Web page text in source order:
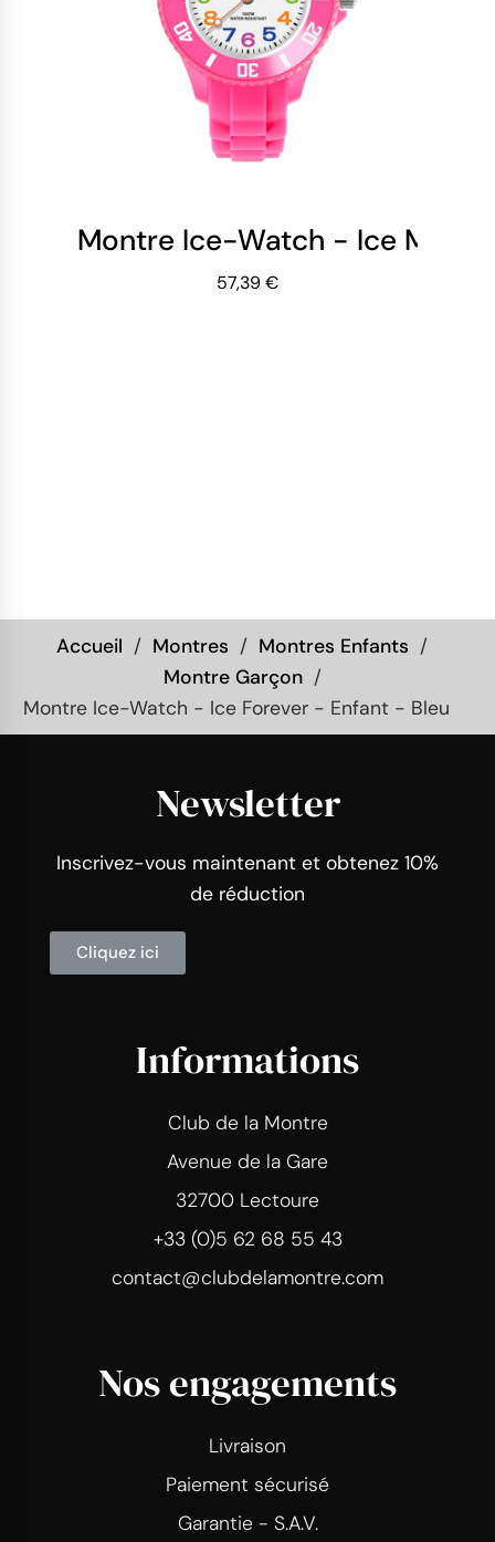
Montre Ice-Watch - Ice Mini -
57,39 €
Accueil Montres
Montres Enfants
Montre Garçon
Montre Ice-Watch - Ice Forever - Enfant - Bleu
Newsletter
Inscrivez-vous maintenant et obtenez 10%
de réduction
Cliquez ici
Informations
Club de la Montre
Avenue de la Gare
32700 Lectoure
+33 (0)5 62 68 55 43
contact@clubdelamontre.com
Nos engagements
Livraison
Paiement sécurisé
Garantie - S.A.V.